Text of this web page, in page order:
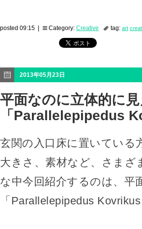
posted 09:15 | Category: Creative tag: art
2013年05月23日
平面なのに立体的に
「Parallelepipedus
玄関の入口床に置いている
大きさ、素材など、さま
な中今回紹介するのは、平
「Parallelepipedus